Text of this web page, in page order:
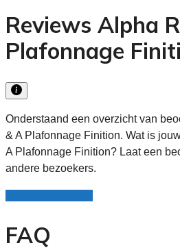
Reviews Alpha
Plafonnage
Onderstaand een overzicht van
& A Plafonnage Finition. Wat is
A Plafonnage Finition? Laat een
andere bezoekers.
FAQ